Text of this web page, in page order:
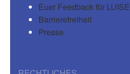
Euer Feedback für LUISE
Barrierefreiheit
Presse